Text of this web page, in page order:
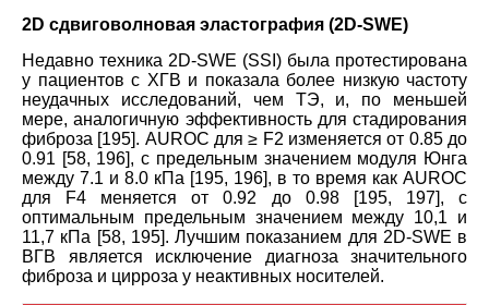
2D сдвиговолновая эластография (2D-SWE)
Недавно техника 2D-SWE (SSI) была протестирована
у пациентов с ХГВ и показала более низкую частоту
неудачных исследований, чем ТЭ, и, по меньшей
мере, аналогичную эффективность для стадирования
фиброза [195]. AUROC для ≥ F2 изменяется от 0.85 до
0.91 [58, 196], с предельным значением модуля Юнга
между 7.1 и 8.0 кПа [195, 196], в то время как AUROC
для F4 меняется от 0.92 до 0.98 [195, 197], с
оптимальным предельным значением между 10,1 и
11,7 кПа [58, 195]. Лучшим показанием для 2D-SWE в
ВГВ является исключение диагноза значительного
фиброза и цирроза у неактивных носителей.